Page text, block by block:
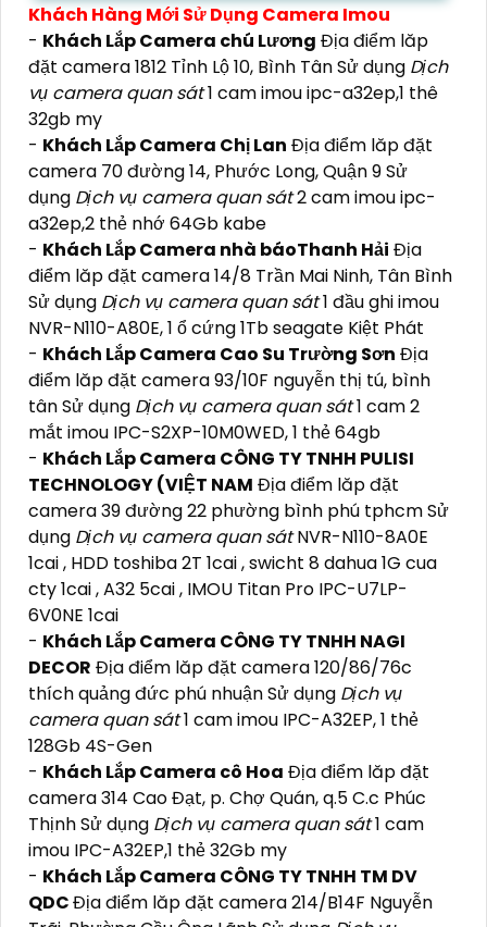
Khách Hàng Mới Sử Dụng Camera Imou
- Khách Lắp Camera chú Lương Địa điểm lăp
đặt camera 1812 Tỉnh Lộ 10, Bình Tân Sử dụng Dịch
vụ camera quan sát1 cam imou ipc-a32ep,1 thê
32gb my
- Khách Lắp Camera Chị Lan Địa điểm lăp đặt
camera 70 đường 14, Phước Long, Quận 9 Sử
dụng Dịch vụ camera quan sát2 cam imou ipc-
a32ep,2 thẻ nhớ 64Gb kabe
- Khách Lắp Camera nhà báoThanh Hải Địa
điểm lăp đặt camera 14/8 Trần Mai Ninh, Tân Bình
Sử dụng Dịch vụ camera quan sát1 đầu ghi imou
NVR-N110-A80E, 1 ổ cứng 1Tb seagate Kiệt Phát
- Khách Lắp Camera Cao Su Trường Sơn Địa
điểm lăp đặt camera 93/10F nguyễn thị tú, bình
tân Sử dụng Dịch vụ camera quan sát1 cam 2
mắt imou IPC-S2XP-10M0WED, 1 thẻ 64gb
- Khách Lắp Camera CÔNG TY TNHH PULISI
TECHNOLOGY (VIỆT NAM Địa điểm lăp đặt
camera 39 đường 22 phường bình phú tphcm Sử
dụng Dịch vụ camera quan sátNVR-N110-8A0E
1cai , HDD toshiba 2T 1cai , swicht 8 dahua 1G cua
cty 1cai , A32 5cai , IMOU Titan Pro IPC-U7LP-
6V0NE 1cai
- Khách Lắp Camera CÔNG TY TNHH NAGI
DECOR Địa điểm lăp đặt camera 120/86/76c
thích quảng đức phú nhuận Sử dụng Dịch vụ
camera quan sát1 cam imou IPC-A32EP, 1 thẻ
128Gb 4S-Gen
- Khách Lắp Camera cô Hoa Địa điểm lăp đặt
camera 314 Cao Đạt, p. Chợ Quán, q.5 C.c Phúc
Thịnh Sử dụng Dịch vụ camera quan sát1 cam
imou IPC-A32EP,1 thẻ 32Gb my
- Khách Lắp Camera CÔNG TY TNHH TM DV
QDCĐịa điểm lăp đặt camera 214/B14F Nguyễn